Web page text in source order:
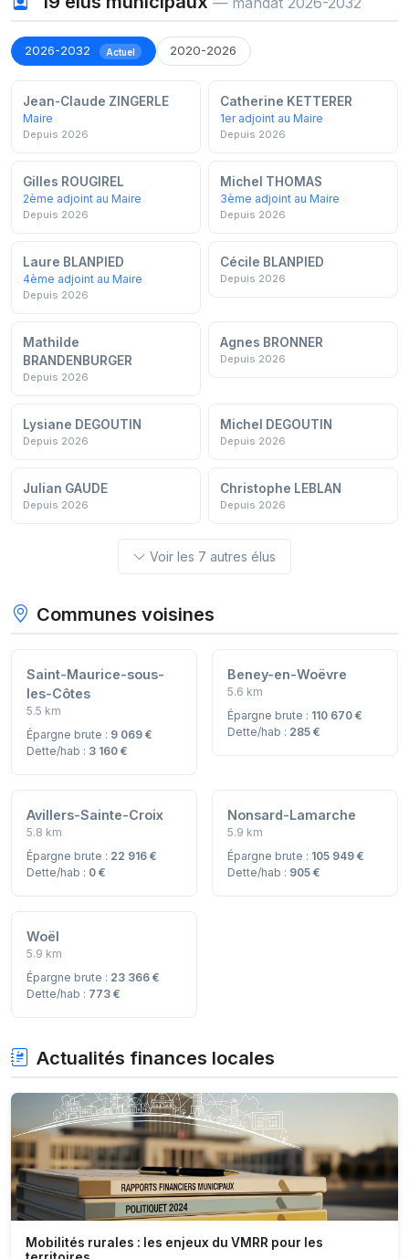
2026-2032 Actuel 2020-2026
Jean-Claude ZINGERLE
Maire
Depuis 2026
Catherine KETTERER
1er adjoint au Maire
Depuis 2026
Gilles ROUGIREL
2ème adjoint au Maire
Depuis 2026
Michel THOMAS
3ème adjoint au Maire
Depuis 2026
Laure BLANPIED
4ème adjoint au Maire
Depuis 2026
Cécile BLANPIED
Depuis 2026
Mathilde
BRANDENBURGER
Depuis 2026
Agnes BRONNER
Depuis 2026
Lysiane DEGOUTIN
Depuis 2026
Michel DEGOUTIN
Depuis 2026
Julian GAUDE
Depuis 2026
Christophe LEBLAN
Depuis 2026
Voir les 7 autres élus
Communes voisines
Saint-Maurice-sous-
les-Côtes
5.5 km
Épargne brute : 9 069 €
Dette/hab : 3 160 €
Beney-en-Woëvre
5.6 km
Épargne brute : 110 670 €
Dette/hab : 285 €
Avillers-Sainte-Croix
5.8 km
Épargne brute : 22 916 €
Dette/hab : 0 €
Nonsard-Lamarche
5.9 km
Épargne brute : 105 949 €
Dette/hab : 905 €
Woël
5.9 km
Épargne brute : 23 366 €
Dette/hab : 773 €
Actualités finances locales
Mobilités rurales : les enjeux du VMRR pour les